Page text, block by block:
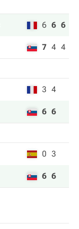
6 6 6
7 4 4
3 4
6 6
0 3
6 6